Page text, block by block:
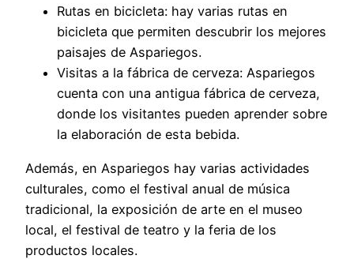
Rutas en bicicleta: hay varias rutas en
bicicleta que permiten descubrir los mejores
paisajes de Aspariegos.
Visitas a la fábrica de cerveza: Aspariegos
cuenta con una antigua fábrica de cerveza,
donde los visitantes pueden aprender sobre
la elaboración de esta bebida.
Además, en Aspariegos hay varias actividades
culturales, como el festival anual de música
tradicional, la exposición de arte en el museo
local, el festival de teatro y la feria de los
productos locales.